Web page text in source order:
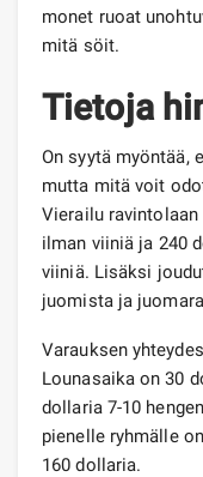
monet ruoat
mitä söit.
Tietoja
On syytä myöntää,
mutta mitä voit
Vierailu
ilman viiniä ja 240
viiniä. Lisäksi
juomista ja
Varauksen
Lounasaika on 30
dollaria 7-10
pienelle ryhmälle
160 dollaria.